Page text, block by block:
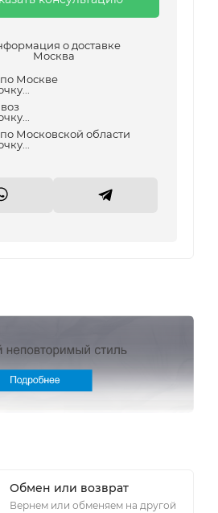
о доставке
Москва
Москве
Московской области
Обмен или возврат
Вернем или обменяем на другой